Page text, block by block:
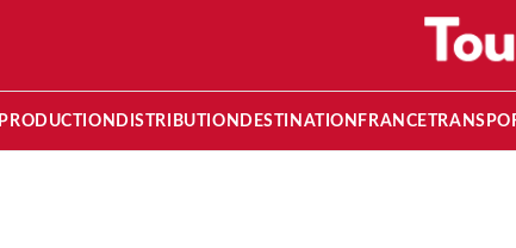
PRODUCTION DISTRIBUTION DESTINATION FRANCE